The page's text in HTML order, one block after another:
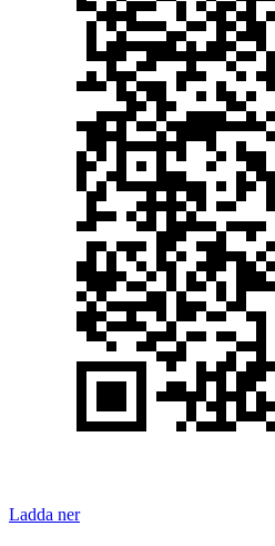
Ladda ner